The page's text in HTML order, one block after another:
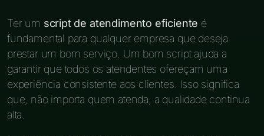
Ter um script de atendimento eficiente é
fundamental para qualquer empresa que deseja
prestar um bom serviço. Um bom script ajuda a
garantir que todos os atendentes ofereçam uma
experiência consistente aos clientes. Isso significa
que, não importa quem atenda, a qualidade continua
alta.